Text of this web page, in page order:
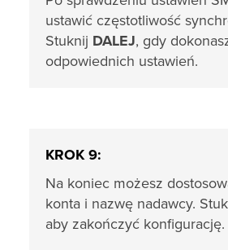
ustawić częstotliwość
Stuknij DALEJ, gdy
odpowiednich ustawień.
KROK 9:
Na koniec możesz
konta i nazwę nadawcy.
aby zakończyć konfigurację.